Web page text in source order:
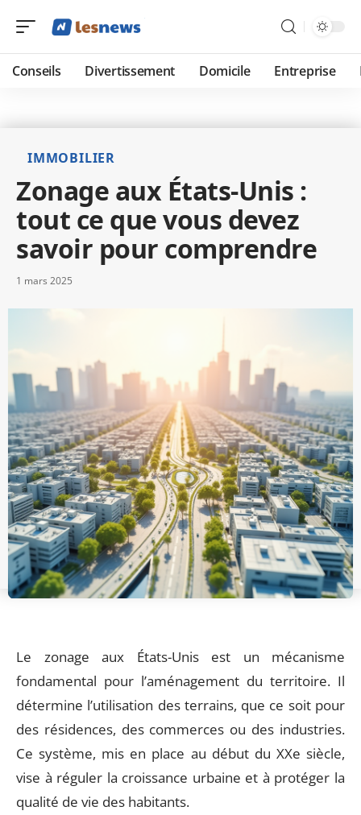
Conseils Divertissement Domicile Entreprise
IMMOBILIER
Zonage aux États-Unis :
tout ce que vous devez
savoir pour comprendre
1 mars 2025
Le zonage aux États-Unis est un mécanisme
fondamental pour l’aménagement du territoire. Il
détermine l’utilisation des terrains, que ce soit pour
des résidences, des commerces ou des industries.
Ce système, mis en place au début du XXe siècle,
vise à réguler la croissance urbaine et à protéger la
qualité de vie des habitants.